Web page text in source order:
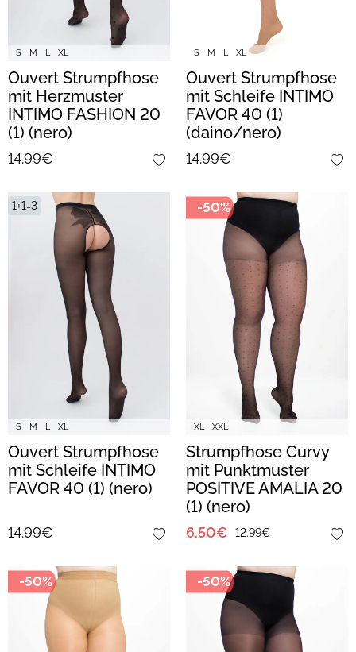
S M L XL
Ouvert Strumpfhose
mit Herzmuster
INTIMO FASHION 20
(1) (nero)
14.99€
S M L XL
Ouvert Strumpfhose
mit Schleife INTIMO
FAVOR 40 (1)
(daino/nero)
14.99€
S M L XL
1+1=3
Ouvert Strumpfhose
mit Schleife INTIMO
FAVOR 40 (1) (nero)
14.99€
XL XXL
-50%
Strumpfhose Curvy
mit Punktmuster
POSITIVE AMALIA 20
(1) (nero)
6.50€ 12.99€
-50% -50%